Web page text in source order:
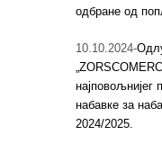
одбране од
10.10.2024-
најповољнијег
набавке за
2024/2025.